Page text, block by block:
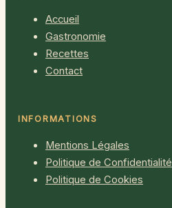
Accueil
Gastronomie
Recettes
Contact
INFORMATIONS
Mentions Légales
Politique de Confidentialité
Politique de Cookies